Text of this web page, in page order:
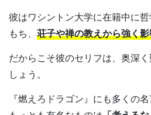
彼はワシントン大学に在籍中に
もち、 荘子や禅の教えから強く
だからこそ彼のセリフは、奥深
しょう。
『燃えろドラゴン』にも多くの